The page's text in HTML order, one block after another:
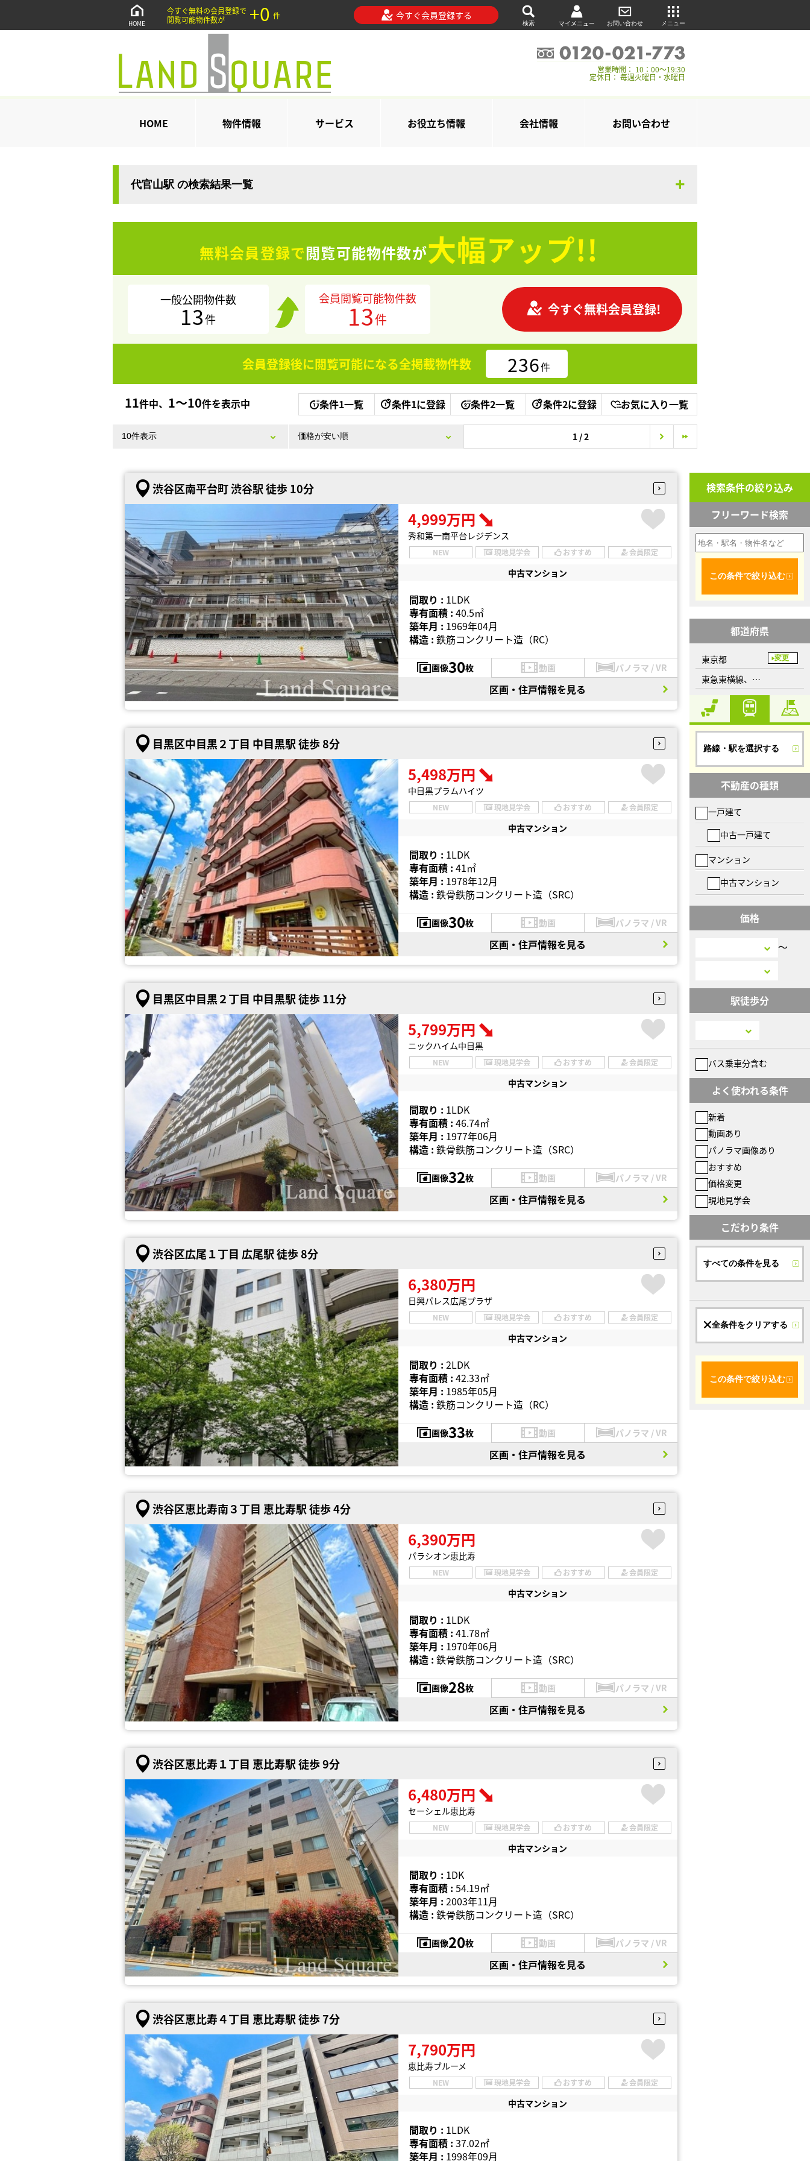
HOME
今すぐ無料の会員登録で
閲覧可能物件数が
+0 件 今すぐ会員登録する
検索 マイメニュー お問い合わせ メニュー
営業時間： 10：00～19:30
定休日： 毎週火曜日・水曜日
HOME 物件情報 サービス お役立ち情報 会社情報 お問い合わせ
代官山駅 の検索結果一覧
無料会員登録で閲覧可能物件数が大幅アップ!!
一般公開物件数
13件
会員閲覧可能物件数
13件
今すぐ無料会員登録!
会員登録後に閲覧可能になる全掲載物件数 236件
11件中、 1〜10件を表示中 条件1一覧 条件1に登録 条件2一覧 条件2に登録 お気に入り一覧
1 / 2
渋谷区南平台町 渋谷駅 徒歩 10分
4,999万円
秀和第一南平台レジデンス
NEW 現地見学会 おすすめ 会員限定
中古マンション
間取り : 1LDK
専有面積 : 40.5㎡
築年月 : 1969年04月
構造 : 鉄筋コンクリート造（RC）
画像30枚 動画 パノラマ / VR
区画・住戸情報を見る
目黒区中目黒２丁目 中目黒駅 徒歩 8分
5,498万円
中目黒プラムハイツ
NEW 現地見学会 おすすめ 会員限定
中古マンション
間取り : 1LDK
専有面積 : 41㎡
築年月 : 1978年12月
構造 : 鉄骨鉄筋コンクリート造（SRC）
画像30枚 動画 パノラマ / VR
区画・住戸情報を見る
目黒区中目黒２丁目 中目黒駅 徒歩 11分
5,799万円
ニックハイム中目黒
NEW 現地見学会 おすすめ 会員限定
中古マンション
間取り : 1LDK
専有面積 : 46.74㎡
築年月 : 1977年06月
構造 : 鉄骨鉄筋コンクリート造（SRC）
画像32枚 動画 パノラマ / VR
区画・住戸情報を見る
渋谷区広尾１丁目 広尾駅 徒歩 8分
6,380万円
日興パレス広尾プラザ
NEW 現地見学会 おすすめ 会員限定
中古マンション
間取り : 2LDK
専有面積 : 42.33㎡
築年月 : 1985年05月
構造 : 鉄筋コンクリート造（RC）
画像33枚 動画 パノラマ / VR
区画・住戸情報を見る
渋谷区恵比寿南３丁目 恵比寿駅 徒歩 4分
6,390万円
パラシオン恵比寿
NEW 現地見学会 おすすめ 会員限定
中古マンション
間取り : 1LDK
専有面積 : 41.78㎡
築年月 : 1970年06月
構造 : 鉄骨鉄筋コンクリート造（SRC）
画像28枚 動画 パノラマ / VR
区画・住戸情報を見る
渋谷区恵比寿１丁目 恵比寿駅 徒歩 9分
6,480万円
セーシェル恵比寿
NEW 現地見学会 おすすめ 会員限定
中古マンション
間取り : 1DK
専有面積 : 54.19㎡
築年月 : 2003年11月
構造 : 鉄骨鉄筋コンクリート造（SRC）
画像20枚 動画 パノラマ / VR
区画・住戸情報を見る
渋谷区恵比寿４丁目 恵比寿駅 徒歩 7分
7,790万円
恵比寿ブルーメ
NEW 現地見学会 おすすめ 会員限定
中古マンション
間取り : 1LDK
専有面積 : 37.02㎡
築年月 : 1998年09月
検索条件の絞り込み
フリーワード検索
この条件で絞り込む
都道府県
東京都 変更
東急東横線、代官山駅
路線・駅を選択する
不動産の種類
一戸建て
中古一戸建て
マンション
中古マンション
価格
〜
駅徒歩分
バス乗車分含む
よく使われる条件
新着
動画あり
パノラマ画像あり
おすすめ
価格変更
現地見学会
こだわり条件
すべての条件を見る
全条件をクリアする
この条件で絞り込む